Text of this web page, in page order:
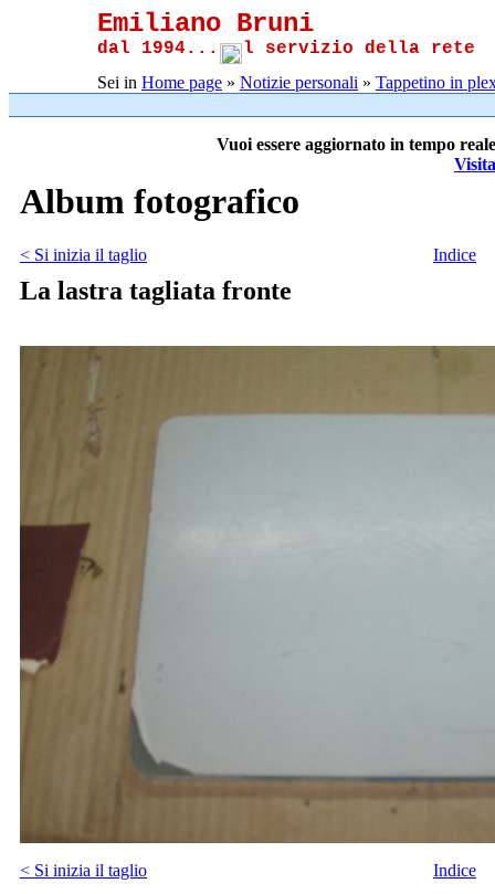
Emiliano Bruni
dal 1994... l servizio della rete
Sei in Home page » Notizie personali » Tappetino in
Vuoi essere aggiornato in tempo
Album fotografico
< Si inizia il taglio Indice
La lastra tagliata fronte
< Si inizia il taglio Indice